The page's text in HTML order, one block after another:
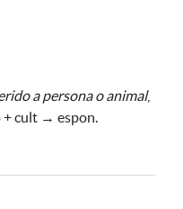
a persona o animal,
+ cult → espon.